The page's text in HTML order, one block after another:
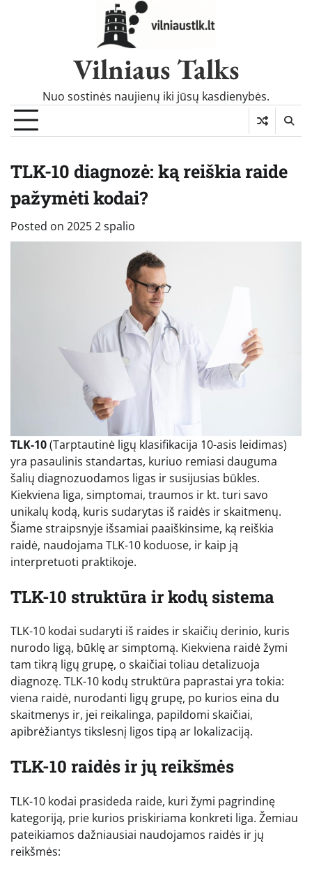
Vilniaus Talks
Nuo sostinės naujienų iki jūsų kasdienybės.
TLK-10 diagnozė: ką reiškia raide
pažymėti kodai?
Posted on 2025 2 spalio
TLK-10(Tarptautinė ligų klasifikacija 10-asis leidimas)
yra pasaulinis standartas, kuriuo remiasi dauguma
šalių diagnozuodamos ligas ir susijusias būkles.
Kiekviena liga, simptomai, traumos ir kt. turi savo
unikalų kodą, kuris sudarytas iš raidės ir skaitmenų.
Šiame straipsnyje išsamiai paaiškinsime, ką reiškia
raidė, naudojama TLK-10 koduose, ir kaip ją
interpretuoti praktikoje.
TLK-10 struktūra ir kodų sistema
TLK-10 kodai sudaryti iš raides ir skaičių derinio, kuris
nurodo ligą, būklę ar simptomą. Kiekviena raidė žymi
tam tikrą ligų grupę, o skaičiai toliau detalizuoja
diagnozę. TLK-10 kodų struktūra paprastai yra tokia:
viena raidė, nurodanti ligų grupę, po kurios eina du
skaitmenys ir, jei reikalinga, papildomi skaičiai,
apibrėžiantys tikslesnį ligos tipą ar lokalizaciją.
TLK-10 raidės ir jų reikšmės
TLK-10 kodai prasideda raide, kuri žymi pagrindinę
kategoriją, prie kurios priskiriama konkreti liga. Žemiau
pateikiamos dažniausiai naudojamos raidės ir jų
reikšmės: